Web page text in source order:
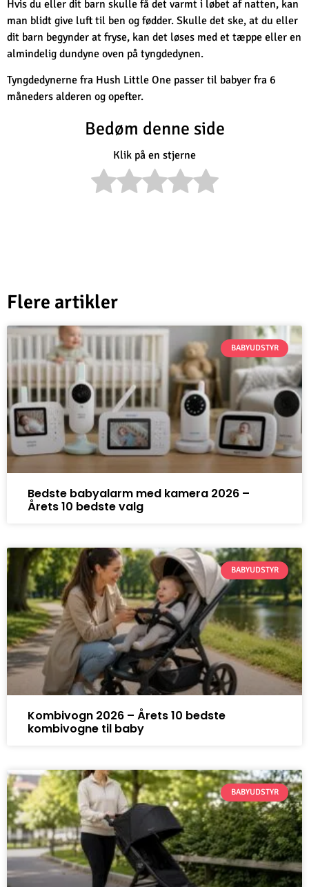
Hvis du eller dit barn skulle få det varmt i løbet af natten, kan
man blidt give luft til ben og fødder. Skulle det ske, at du eller
dit barn begynder at fryse, kan det løses med et tæppe eller en
almindelig dundyne oven på tyngdedynen.
Tyngdedynerne fra Hush Little One passer til babyer fra 6
måneders alderen og opefter.
Bedøm denne side
Klik på en stjerne
Flere artikler
BABYUDSTYR
Bedste babyalarm med kamera 2026 –
Årets 10 bedste valg
BABYUDSTYR
Kombivogn 2026 – Årets 10 bedste
kombivogne til baby
BABYUDSTYR